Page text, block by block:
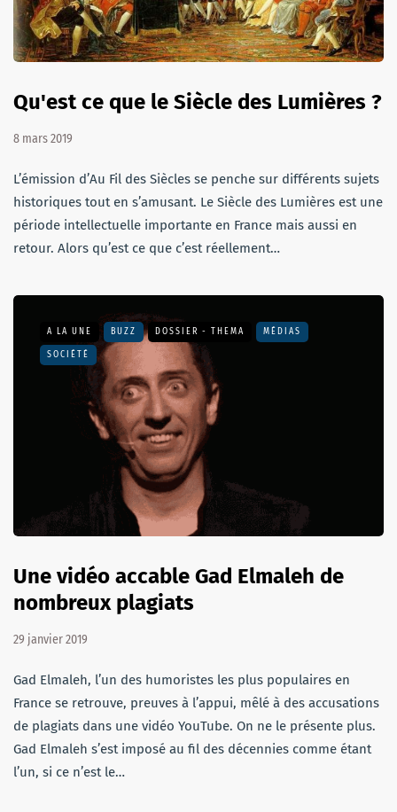
Qu'est ce que le Siècle des Lumières ?
8 mars 2019
L’émission d’Au Fil des Siècles se penche sur différents sujets
historiques tout en s’amusant. Le Siècle des Lumières est une
période intellectuelle importante en France mais aussi en
retour. Alors qu’est ce que c’est réellement…
A LA UNE BUZZ DOSSIER - THEMA MÉDIAS
SOCIÉTÉ
Une vidéo accable Gad Elmaleh de
nombreux plagiats
29 janvier 2019
Gad Elmaleh, l’un des humoristes les plus populaires en
France se retrouve, preuves à l’appui, mêlé à des accusations
de plagiats dans une vidéo YouTube. On ne le présente plus.
Gad Elmaleh s’est imposé au fil des décennies comme étant
l’un, si ce n’est le…